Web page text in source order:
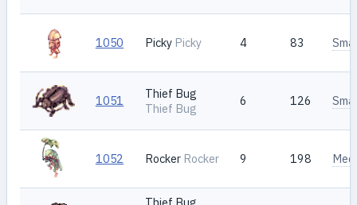
1050 Picky Picky 4 83
1051
Thief Bug
Thief Bug
6 126
1052 Rocker Rocker 9 198